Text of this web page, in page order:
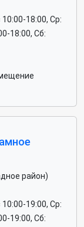
18:00, Ср:
18:00, Сб:
район)
19:00, Ср:
19:00, Сб: